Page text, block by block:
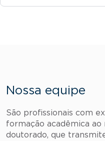
Nossa equipe
São profissionais com
formação acadêmica
doutorado, que